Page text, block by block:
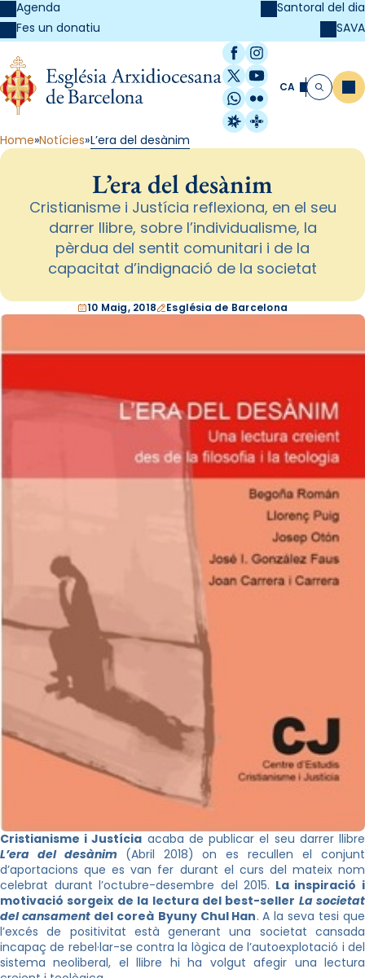
Agenda
Fes un donatiu
Santoral del dia
SAVA
Facebook
Instagram
X / Twitter
YouTube
WhatsApp
Flickr
Radio Estel
Catalunya
CA Cerca
Home Notícies L’era del desànim
L’era del desànim
Cristianisme i Justícia reflexiona, en el seu
darrer llibre, sobre l’individualisme, la
pèrdua del sentit comunitari i de la
capacitat d’indignació de la societat
10 Maig, 2018 Església de Barcelona
Cristianisme i Justícia acaba de publicar el seu darrer llibre
L’era del desànim (Abril 2018) on es recullen el conjunt
d’aportacions que es van fer durant el curs del mateix nom
celebrat durant l’octubre-desembre del 2015. La inspiració i
motivació sorgeix de la lectura del best-seller La societat
del cansamentdel coreà Byuny Chul Han. A la seva tesi que
l’excés de positivitat està generant una societat cansada
incapaç de rebel·lar-se contra la lògica de l’autoexplotació i del
sistema neoliberal, el llibre hi ha volgut afegir una lectura